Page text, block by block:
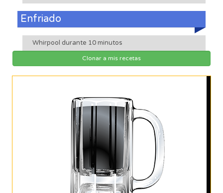
Enfriado
Whirpool durante 10 minutos
Clonar a mis recetas